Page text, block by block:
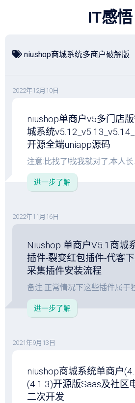
IT感悟
niushop商城系统多商户破解版
2022年12月10日
niushop单商户v5多门店
城系统
开源全端uniapp源码
注意:比找了!找我就对了,本人长
进一步了解
2022年11月16日
Niushop 单商户V5.1商城
插件-裂变红包插件-代客
采集插件安装流程
备注:正常情况下这些插件属于
进一步了解
2021年9月13日
niushop商城系统单商户
(4.1.3)开源版Saas及社区
二次开发